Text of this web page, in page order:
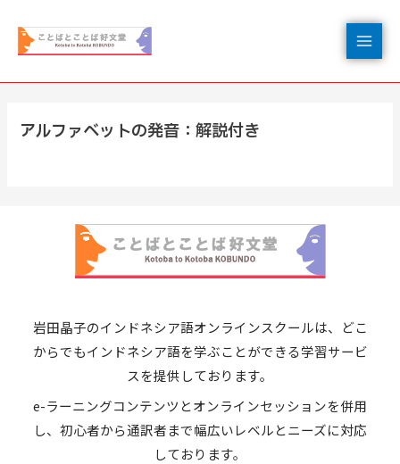
アルファベットの発音：解説付き
岩田晶子のインドネシア語オンラインスクールは、どこ
からでもインドネシア語を学ぶことができる学習サービ
スを提供しております。
e-ラーニングコンテンツとオンラインセッションを併用
し、初心者から通訳者まで幅広いレベルとニーズに対応
しております。